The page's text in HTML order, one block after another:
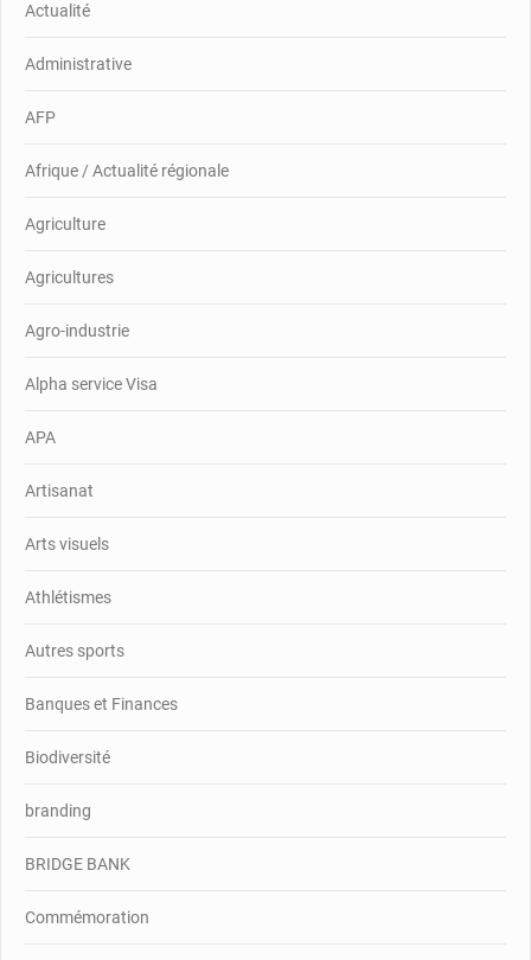
Actualité
Administrative
AFP
Afrique / Actualité régionale
Agriculture
Agricultures
Agro-industrie
Alpha service Visa
APA
Artisanat
Arts visuels
Athlétismes
Autres sports
Banques et Finances
Biodiversité
branding
BRIDGE BANK
Commémoration